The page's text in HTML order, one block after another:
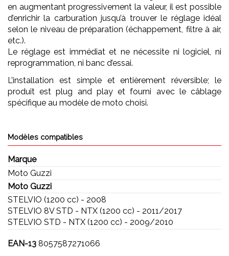
en augmentant progressivement la valeur, il est possible
d’enrichir la carburation jusqu’à trouver le réglage idéal
selon le niveau de préparation (échappement, filtre à air,
etc.).
Le réglage est immédiat et ne nécessite ni logiciel, ni
reprogrammation, ni banc d’essai.
L’installation est simple et entièrement réversible; le
produit est plug and play et fourni avec le câblage
spécifique au modèle de moto choisi.
Modèles compatibles
Marque
Moto Guzzi
Moto Guzzi
STELVIO (1200 cc) - 2008
STELVIO 8V STD - NTX (1200 cc) - 2011/2017
STELVIO STD - NTX (1200 cc) - 2009/2010
EAN-13 8057587271066